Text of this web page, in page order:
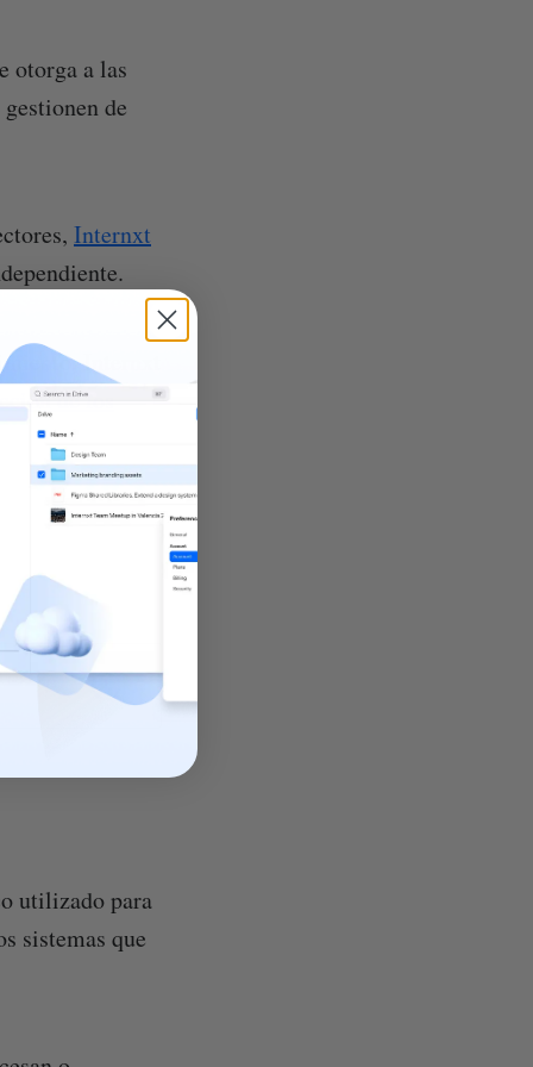
otorga a las
de
Internxt
Internxt
de los
utilizado para
sistemas que